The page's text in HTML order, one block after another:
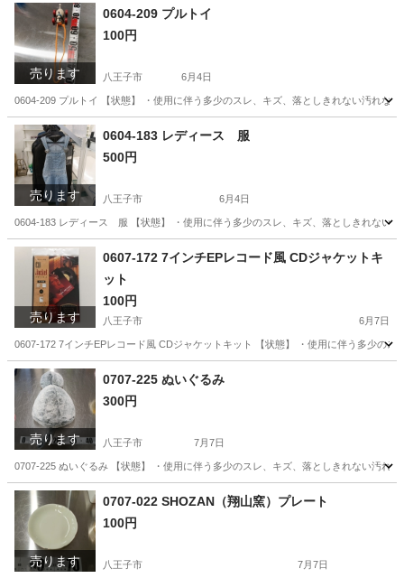
売ります
0604-209 プルトイ
100円
八王子市 6月4日
0604-209 プルトイ 【状態】 ・使用に伴う多少のスレ、キズ、落としきれない汚れ
東京 八王子市 現地
売ります
0604-183 レディース 服
500円
八王子市 6月4日
0604-183 レディース 服 【状態】 ・使用に伴う多少のスレ、キズ、落としきれない
東京 八王子市 ジーンズ/デニム
売ります
0607-172 7インチEPレコード風 CDジャケットキ
ット
100円
八王子市 6月7日
0607-172 7インチEPレコード風 CDジャケットキット 【状態】 ・使用に伴う多少の
東京 八王子市 現地
売ります
0707-225 ぬいぐるみ
300円
八王子市 7月7日
0707-225 ぬいぐるみ 【状態】 ・使用に伴う多少のスレ、キズ、落としきれない汚
東京 八王子市
売ります
0707-022 SHOZAN（翔山窯）プレート
100円
八王子市 7月7日